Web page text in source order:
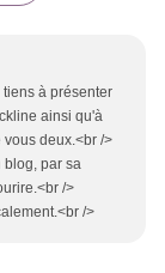
à présenter
ainsi qu'à
deux.<br />
blog, par sa
/>
/>